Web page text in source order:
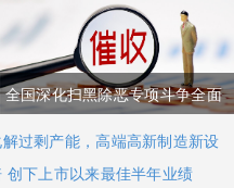
加码核心技术研发
全国深化扫黑除恶专项斗争全面
铺开 河南锁定十类新型涉网涉软
暴力黑恶犯罪精准严打
过剩产能，高端高新制造新设
下上市以来最佳半年业绩